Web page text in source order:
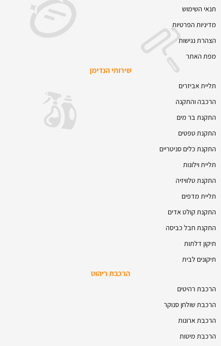
תנאי השימוש
מדיניות הפרטיות
הצהרת נגישות
מפת האתר
שירותי הנדימן
תליית אביזרים
הרכבה והתקנה
התקנת בר מים
התקנת טפטים
התקנת כלים סניטריים
תליית וילונות
התקנת טלוויזיה
תליית מדפים
התקנת קולט אדים
התקנת חבל כביסה
תיקון דלתות
תיקונים לבית
הרכבת ריהוט
הרכבת רהיטים
הרכבת שולחן סנוקר
הרכבת ארונות
הרכבת מיטות